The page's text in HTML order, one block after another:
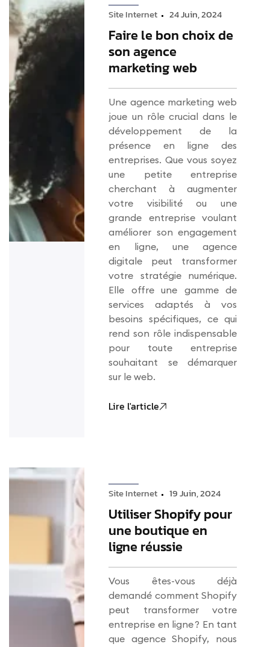
Site Internet 24 Juin, 2024
Faire le bon choix de
son agence
marketing web
Une agence marketing web
joue un rôle crucial dans le
développement de la
présence en ligne des
entreprises. Que vous soyez
une petite entreprise
cherchant à augmenter
votre visibilité ou une
grande entreprise voulant
améliorer son engagement
en ligne, une agence
digitale peut transformer
votre stratégie numérique.
Elle offre une gamme de
services adaptés à vos
besoins spécifiques, ce qui
rend son rôle indispensable
pour toute entreprise
souhaitant se démarquer
sur le web.
Lire l'article
Site Internet 19 Juin, 2024
Utiliser Shopify pour
une boutique en
ligne réussie
Vous êtes-vous déjà
demandé comment Shopify
peut transformer votre
entreprise en ligne ? En tant
que agence Shopify, nous